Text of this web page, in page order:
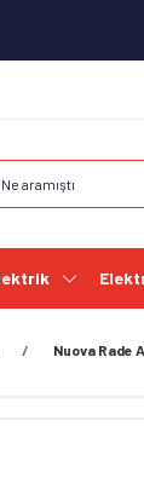
Nuova Rade